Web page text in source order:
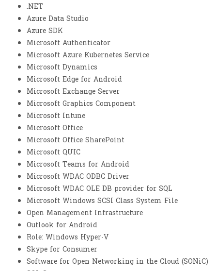
.NET
Azure Data Studio
Azure SDK
Microsoft Authenticator
Microsoft Azure Kubernetes Service
Microsoft Dynamics
Microsoft Edge for Android
Microsoft Exchange Server
Microsoft Graphics Component
Microsoft Intune
Microsoft Office
Microsoft Office SharePoint
Microsoft QUIC
Microsoft Teams for Android
Microsoft WDAC ODBC Driver
Microsoft WDAC OLE DB provider for SQL
Microsoft Windows SCSI Class System File
Open Management Infrastructure
Outlook for Android
Role: Windows Hyper-V
Skype for Consumer
Software for Open Networking in the Cloud (SONiC)